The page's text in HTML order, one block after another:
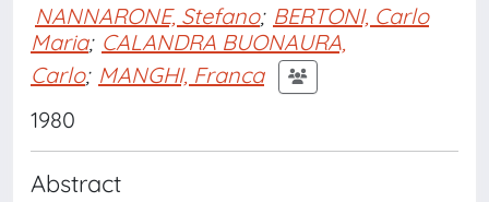
NANNARONE, Stefano; BERTONI, Carlo
Maria; CALANDRA BUONAURA,
Carlo; MANGHI, Franca
1980
Abstract